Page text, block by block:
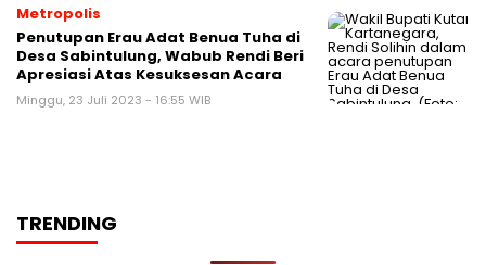
Metropolis
Penutupan Erau Adat Benua Tuha di
Desa Sabintulung, Wabub Rendi Beri
Apresiasi Atas Kesuksesan Acara
Minggu, 23 Juli 2023 - 16:55 WIB
TRENDING